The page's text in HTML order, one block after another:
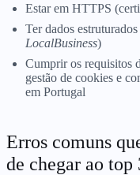
Estar em HTTPS
Ter dados
LocalBusiness)
Cumprir os requisitos
gestão de cookies e
em Portugal
Erros comuns
de chegar ao top